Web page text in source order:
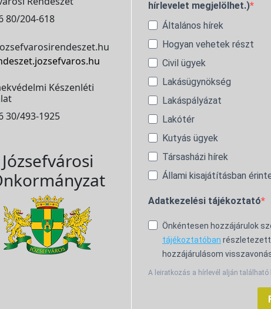
80/204-618
Készenléti
30/493-1925
Józsefvárosi
hírlevelet megjelölhet.)
Általános hírek
Hogyan vehetek részt
Civil ügyek
Lakásügynökség
Lakáspályázat
Lakótér
Kutyás ügyek
Társasházi hírek
Állami kisajátításban
Adatkezelési tájékoztató
Önkéntesen hozzájárulok
tájékoztatóban
hozzájárulásom
A leiratkozás a hírlevél alján található